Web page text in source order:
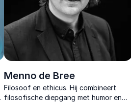
Menno de Bree
Filosoof en ethicus. Hij combineert
filosofische diepgang met humor en